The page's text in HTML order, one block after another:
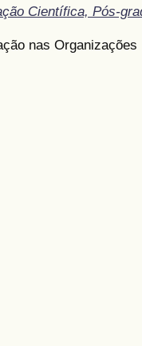
Científica, Pós-
nas Organizações